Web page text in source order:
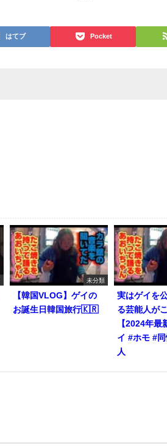
はてブ Pocket
未分類
【韓国VLOG】ゲイの
お誕生日韓国旅行🇰🇷
実はゲイを
る芸能人が
【2024年最
イ #ホモ #
人